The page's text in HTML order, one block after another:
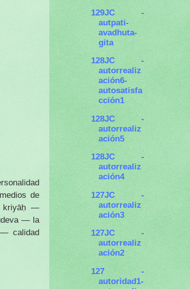
de
kriyāḥ —
— la
calidad
129JC -
autpati-
avadhuta-
gita
128JC -
autorrealiz
ación6-
autosatisfa
cción1
128JC -
autorrealiz
ación5
128JC -
autorrealiz
ación4
127JC -
autorrealiz
ación3
127JC -
autorrealiz
ación2
127 -
autoridad1-